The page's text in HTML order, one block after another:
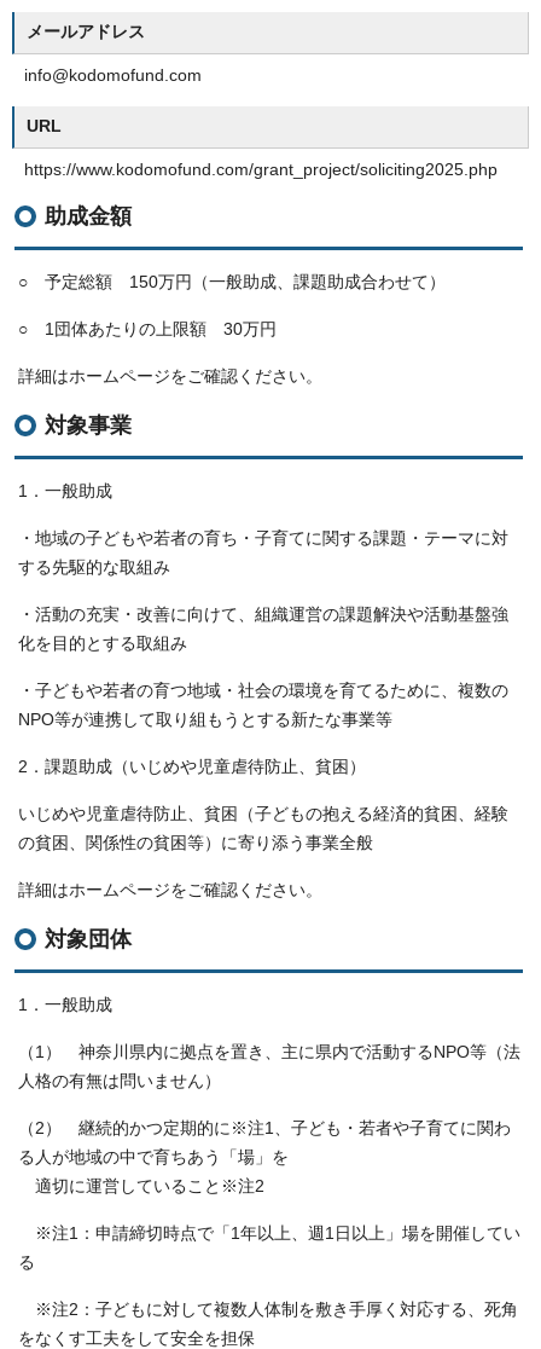
メールアドレス
info@kodomofund.com
URL
https://www.kodomofund.com/grant_project/soliciting2025.php
助成金額
○ 予定総額 150万円（一般助成、課題助成合わせて）
○ 1団体あたりの上限額 30万円
詳細はホームページをご確認ください。
対象事業
1．一般助成
・地域の子どもや若者の育ち・子育てに関する課題・テーマに対
する先駆的な取組み
・活動の充実・改善に向けて、組織運営の課題解決や活動基盤強
化を目的とする取組み
・子どもや若者の育つ地域・社会の環境を育てるために、複数の
NPO等が連携して取り組もうとする新たな事業等
2．課題助成（いじめや児童虐待防止、貧困）
いじめや児童虐待防止、貧困（子どもの抱える経済的貧困、経験
の貧困、関係性の貧困等）に寄り添う事業全般
詳細はホームページをご確認ください。
対象団体
1．一般助成
（1） 神奈川県内に拠点を置き、主に県内で活動するNPO等（法
人格の有無は問いません）
（2） 継続的かつ定期的に※注1、子ども・若者や子育てに関わ
る人が地域の中で育ちあう「場」を
適切に運営していること※注2
※注1：申請締切時点で「1年以上、週1日以上」場を開催してい
る
※注2：子どもに対して複数人体制を敷き手厚く対応する、死角
をなくす工夫をして安全を担保